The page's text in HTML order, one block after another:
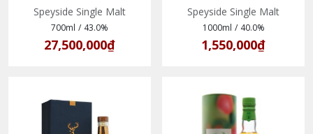
(5010327045214)
Speyside Single Malt
700ml / 43.0%
27,500,000₫
Speyside Single Malt
1000ml / 40.0%
1,550,000₫